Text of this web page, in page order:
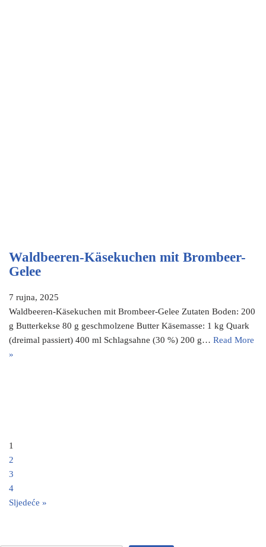
Waldbeeren-Käsekuchen mit Brombeer-
Gelee
7 rujna, 2025
Waldbeeren-Käsekuchen mit Brombeer-Gelee Zutaten Boden: 200
g Butterkekse 80 g geschmolzene Butter Käsemasse: 1 kg Quark
(dreimal passiert) 400 ml Schlagsahne (30 %) 200 g… Read More
»
1
2
3
4
Sljedeće »